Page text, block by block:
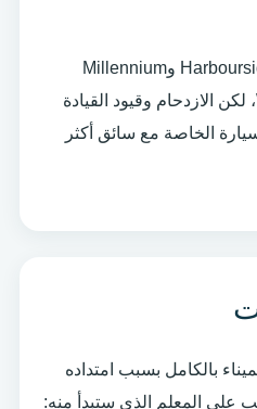
توجد مواقف عامة حول Harbourside وMillennium
Square وWapping Wharf، لكن الازدحام وقيود القيادة
الخاصة مع سائق أكثر
بالكامل بسبب امتداده
على المعلم الذي ستبدأ منه: